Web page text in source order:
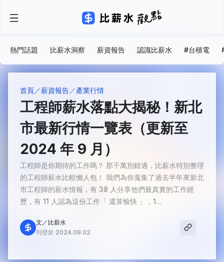
熱門話題 比薪水洞察 薪資報告 認識比薪水 #台積電
首頁 薪資報告 產業行情
工程師薪水落點大揭秘！新北
市最新行情一覽表（更新至
2024 年 9 月）
工程師是你期待的工作嗎？ 那千萬別錯過，比薪水特別整理
的工程師薪水比較懶人包！ 我們為你蒐集了過去半年來新北
市工程師的薪水情報，有 38 人分享他們最真實的工作經
歷，有 11 人認為這份工作「 還算愉快 」，1...
文／比薪水
刊登於 2024.09.02